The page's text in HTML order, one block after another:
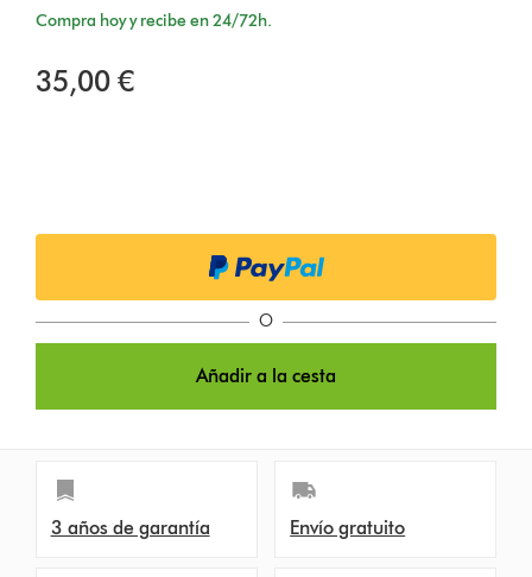
Compra hoy y recibe en 24/72h.
35,00 €
O
Añadir a la cesta
3 años de garantía Envío gratuito